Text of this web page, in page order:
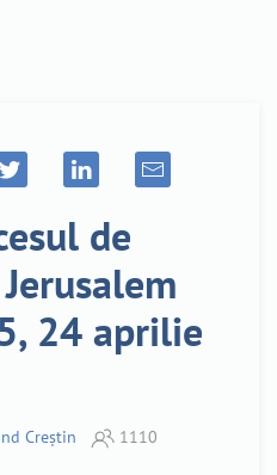
de
24 aprilie
Creștin 1110